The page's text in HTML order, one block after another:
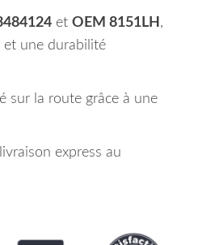
et OEM 8151LH ,
une durabilité
sur la route grâce à une
express au